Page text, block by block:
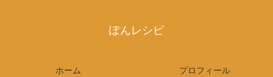
ぽんレシピ
ホーム プロフィール